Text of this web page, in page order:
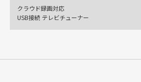
クラウド録画対応
USB接続 テレビチューナー